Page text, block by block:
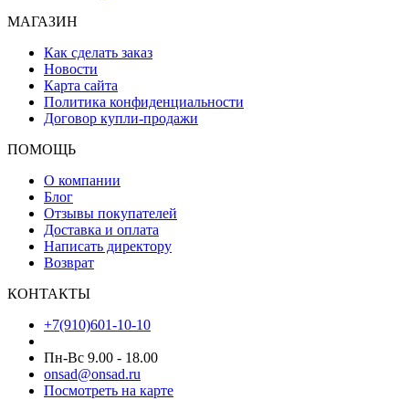
МАГАЗИН
Как сделать заказ
Новости
Карта сайта
Политика конфиденциальности
Договор купли-продажи
ПОМОЩЬ
О компании
Блог
Отзывы покупателей
Доставка и оплата
Написать директору
Возврат
КОНТАКТЫ
+7(910)601-10-10
Пн-Вс 9.00 - 18.00
onsad@onsad.ru
Посмотреть на карте